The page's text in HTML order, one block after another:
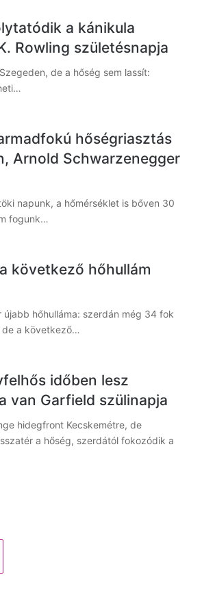
a kánikula
Rowling születésnapja
de a hőség sem lassít:
hőségriasztás
Arnold Schwarzenegger
napunk, a hőmérséklet is bőven 30
fogunk…
következő hőhullám
hőhulláma: szerdán még 34 fok
de a következő…
időben lesz
van Garfield szülinapja
hidegfront Kecskemétre, de
a hőség, szerdától fokozódik a